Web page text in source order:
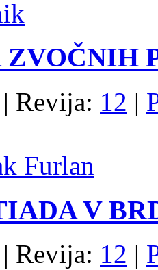
ZVOČNIH
| Revija: 12 |
Furlan
V
| Revija: 12 |